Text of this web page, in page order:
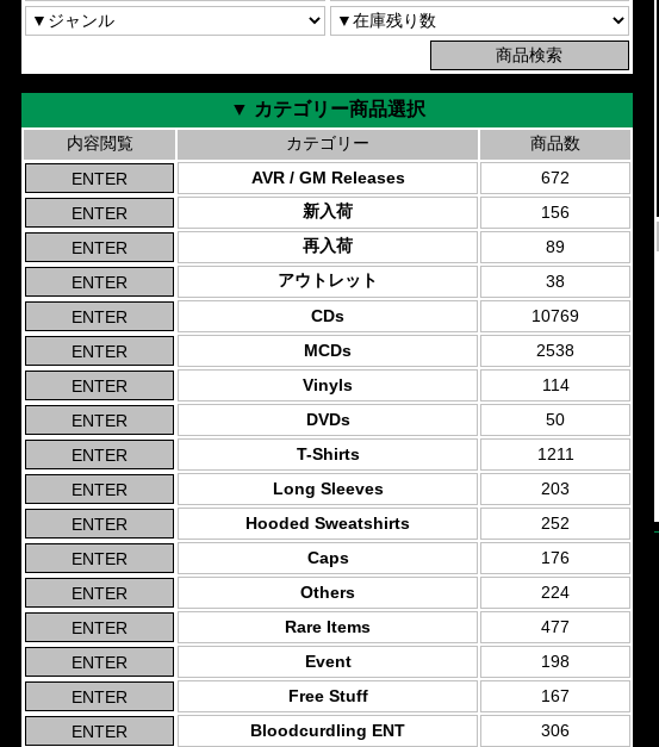
▼ カテゴリー商品選択
内容閲覧 カテゴリー
商品数
AVR / GM Releases
672
新入荷
156
再入荷
89
アウトレット
38
CDs
10769
MCDs
2538
Vinyls
114
DVDs
50
T-Shirts
1211
Long Sleeves
203
Hooded Sweatshirts
252
Caps
176
Others
224
Rare Items
477
Event
198
Free Stuff
167
Bloodcurdling ENT
306